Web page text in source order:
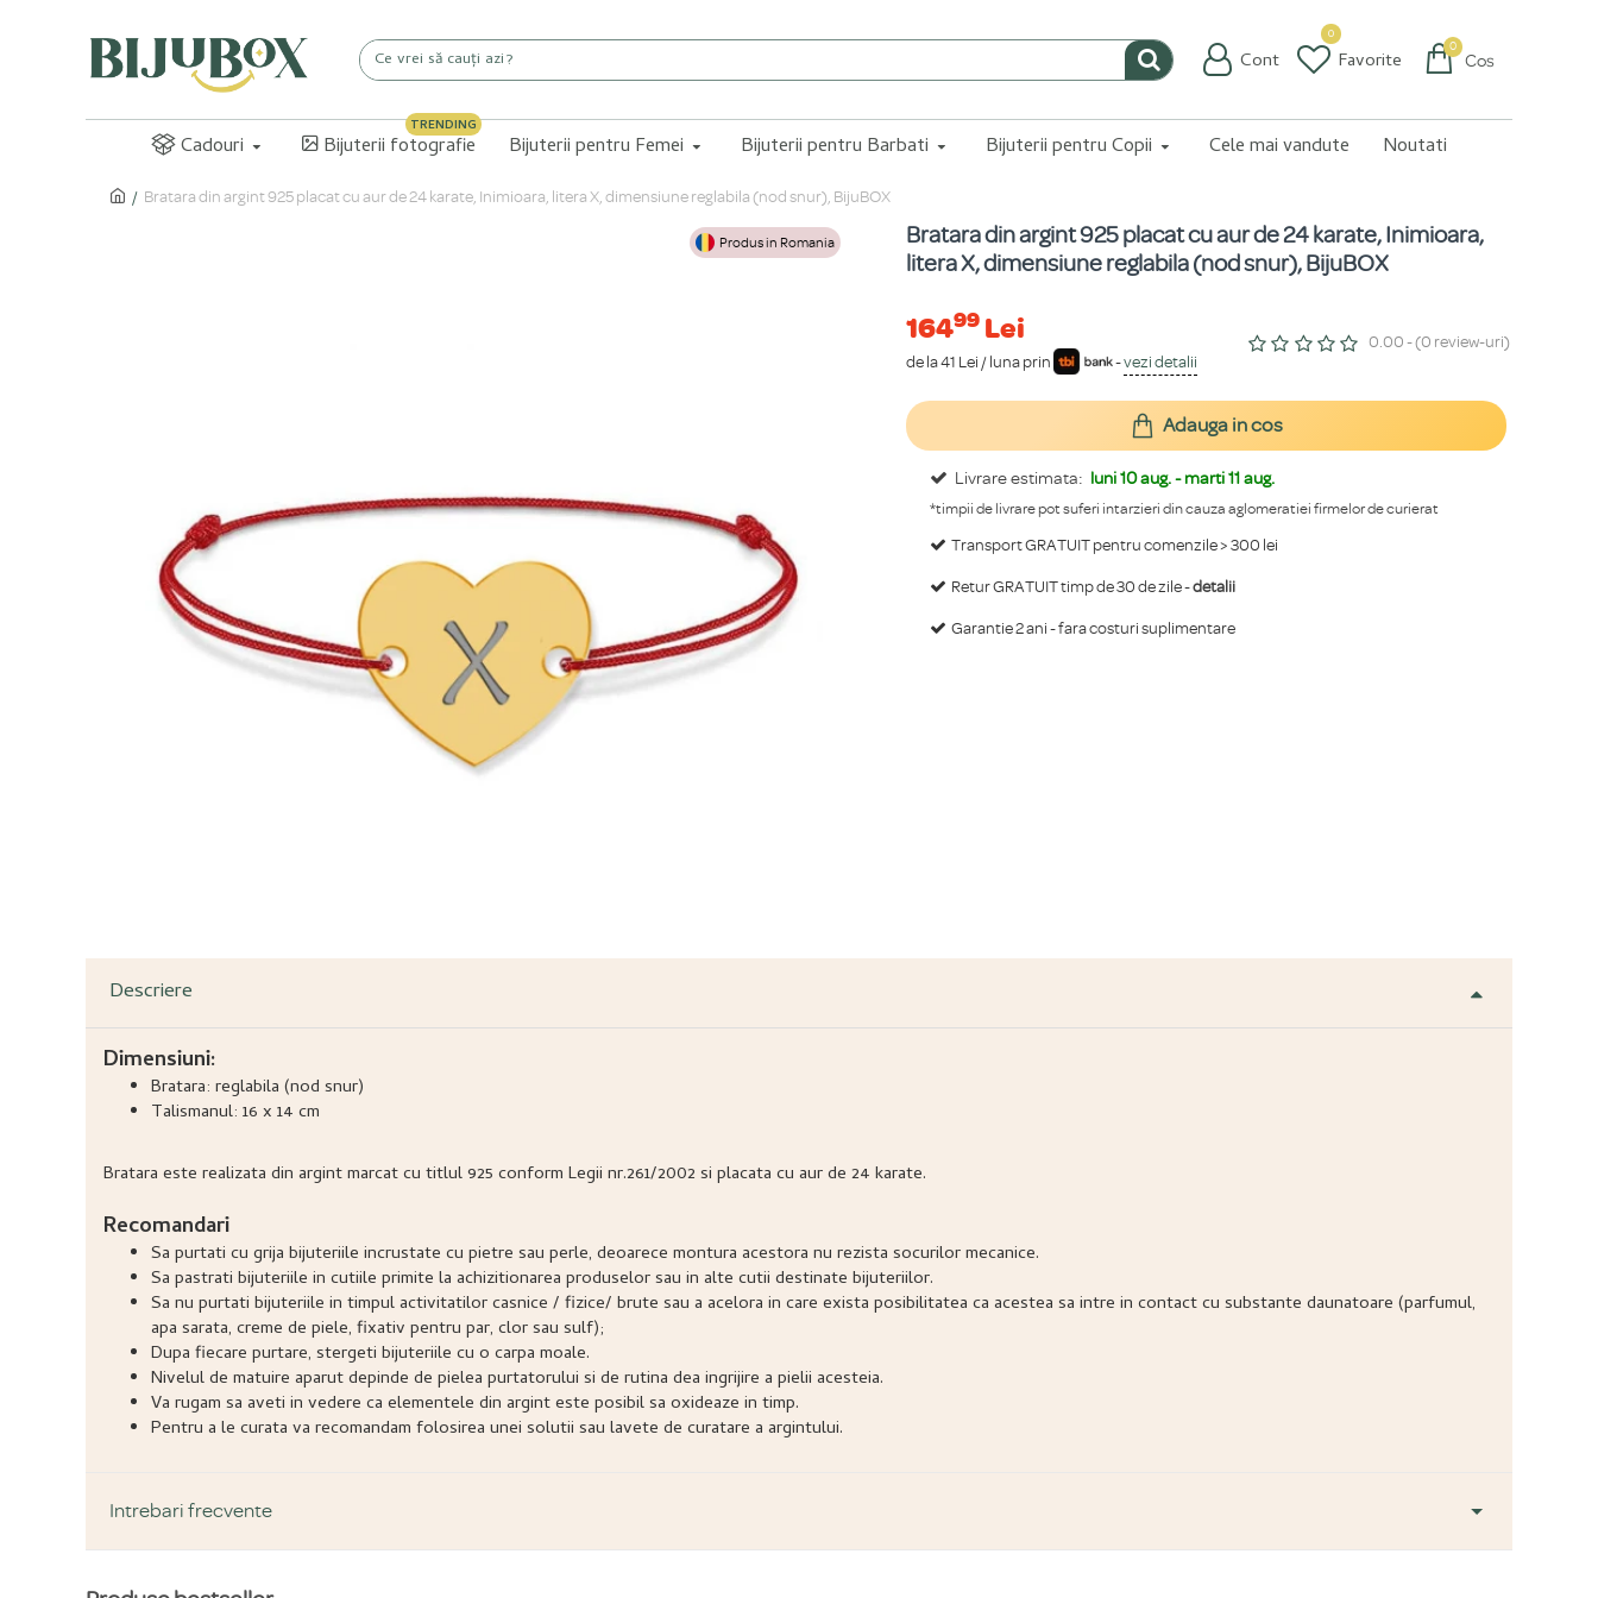
Cont Favorite
0
Coș
0
Cadouri Bijuterii fotografie
TRENDING
Bijuterii pentru Femei Bijuterii pentru Barbati Bijuterii pentru Copii Cele mai vandute Noutati
Bratara din argint 925 placat cu aur de 24 karate, Inimioara, litera X, dimensiune reglabila (nod snur), BijuBOX
Produs in Romania
Bratara din argint 925 placat cu aur de 24 karate, Inimioara,
litera X, dimensiune reglabila (nod snur), BijuBOX
16499 Lei
de la 41 Lei / luna prin -vezi detalii
0.00 - (0 review-uri)
Livrare estimata: luni 10 aug. - marti 11 aug.
*timpii de livrare pot suferi intarzieri din cauza aglomeratiei firmelor de curierat
Transport GRATUIT pentru comenzile > 300 lei
Retur GRATUIT timp de 30 de zile -detalii
Garantie 2 ani - fara costuri suplimentare
Adauga in cos
Descriere
Dimensiuni:
Bratara: reglabila (nod snur)
Talismanul: 16 x 14 cm
Bratara este realizata din argint marcat cu titlul 925 conform Legii nr.261/2002 si placata cu aur de 24 karate.
Recomandari
Sa purtati cu grija bijuteriile incrustate cu pietre sau perle, deoarece montura acestora nu rezista socurilor mecanice.
Sa pastrati bijuteriile in cutiile primite la achizitionarea produselor sau in alte cutii destinate bijuteriilor.
Sa nu purtati bijuteriile in timpul activitatilor casnice / fizice/ brute sau a acelora in care exista posibilitatea ca acestea sa intre in contact cu substante daunatoare (parfumul,
apa sarata, creme de piele, fixativ pentru par, clor sau sulf);
Dupa fiecare purtare, stergeti bijuteriile cu o carpa moale.
Nivelul de matuire aparut depinde de pielea purtatorului si de rutina dea ingrijire a pielii acesteia.
Va rugam sa aveti in vedere ca elementele din argint este posibil sa oxideaze in timp.
Pentru a le curata va recomandam folosirea unei solutii sau lavete de curatare a argintului.
Intrebari frecvente